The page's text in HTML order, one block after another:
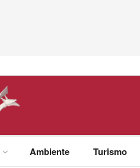
Ambiente Turismo